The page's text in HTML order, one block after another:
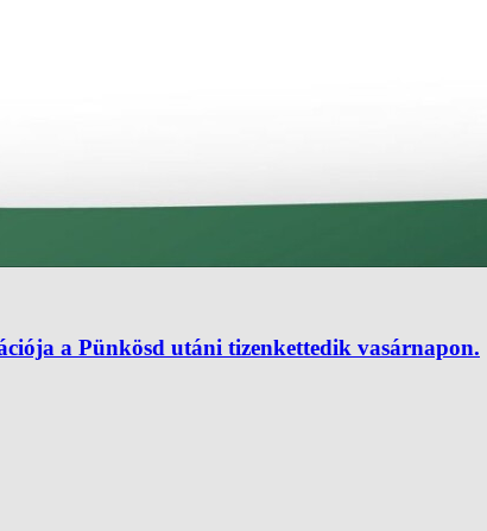
a Pünkösd utáni tizenkettedik vasárnapon.